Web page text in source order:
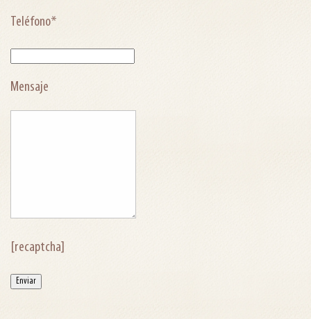
Teléfono*
Mensaje
[recaptcha]